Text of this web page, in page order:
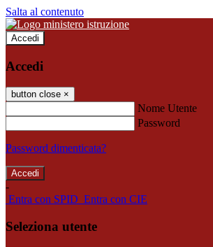
Salta al contenuto
Accedi
Accedi
button close ×
Nome Utente
Password
Password dimenticata?
-
Entra con SPID Entra con CIE
Seleziona utente